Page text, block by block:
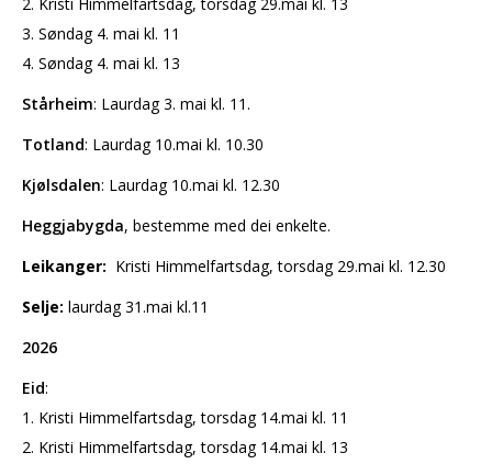
3. Søndag 4. mai kl. 11
4. Søndag 4. mai kl. 13
Stårheim: Laurdag 3. mai kl. 11.
Totland: Laurdag 10.mai kl. 10.30
Kjølsdalen: Laurdag 10.mai kl. 12.30
Heggjabygda, bestemme med dei enkelte.
Leikanger: Kristi Himmelfartsdag, torsdag 29.mai kl. 12.30
Selje: laurdag 31.mai kl.11
2026
Eid:
1. Kristi Himmelfartsdag, torsdag 14.mai kl. 11
2. Kristi Himmelfartsdag, torsdag 14.mai kl. 13